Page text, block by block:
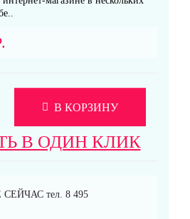
В КОРЗИНУ
В ОДИН КЛИК
тел. 8 495